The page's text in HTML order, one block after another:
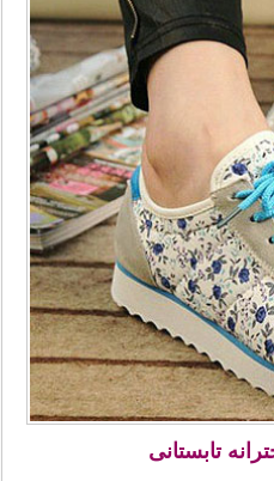
تابستانی